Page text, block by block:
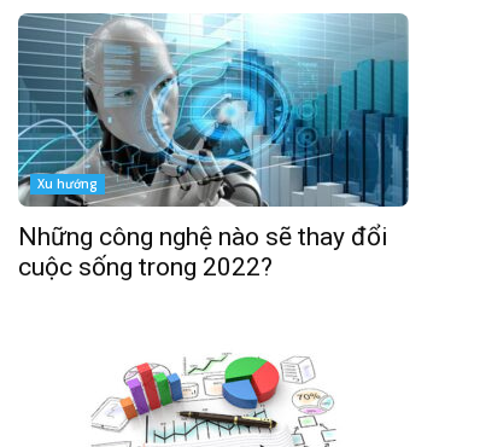
Xu hướng
Những công nghệ nào sẽ thay đổi
cuộc sống trong 2022?